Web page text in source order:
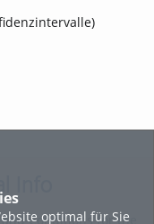
optimal für Sie
Info
Conditions for the